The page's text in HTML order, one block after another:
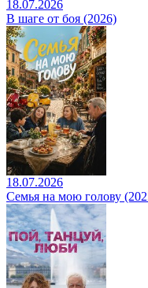
18.07.2026
В шаге от боя (2026)
18.07.2026
Семья на мою голову